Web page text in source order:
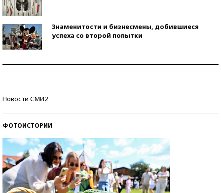
Знаменитости и бизнесмены, добившиеся
успеха со второй попытки
Новости СМИ2
ФОТОИСТОРИИ